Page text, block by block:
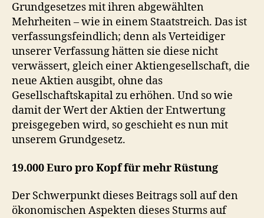
Grundgesetzes mit ihren abgewählten
Mehrheiten – wie in einem Staatstreich. Das ist
verfassungsfeindlich; denn als Verteidiger
unserer Verfassung hätten sie diese nicht
verwässert, gleich einer Aktiengesellschaft, die
neue Aktien ausgibt, ohne das
Gesellschaftskapital zu erhöhen. Und so wie
damit der Wert der Aktien der Entwertung
preisgegeben wird, so geschieht es nun mit
unserem Grundgesetz.
19.000 Euro pro Kopf für mehr Rüstung
Der Schwerpunkt dieses Beitrags soll auf den
ökonomischen Aspekten dieses Sturms auf